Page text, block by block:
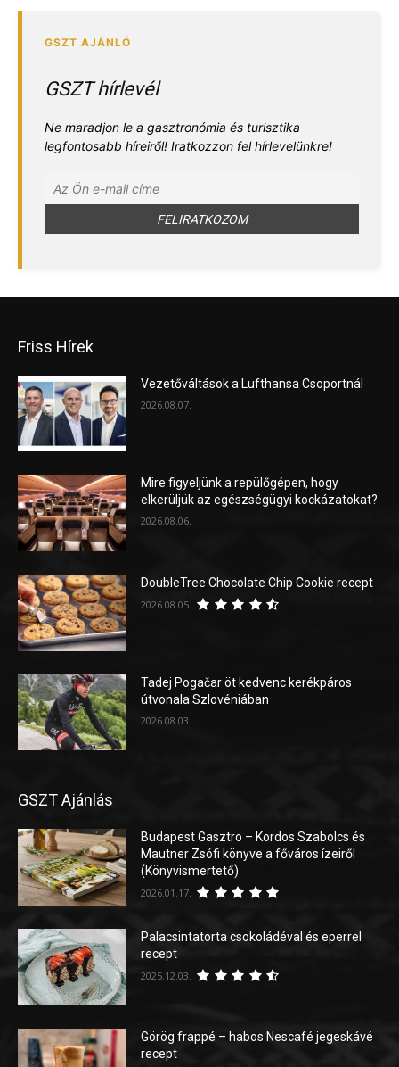
GSZT hírlevél
Ne maradjon le a gasztronómia és turisztika
legfontosabb híreiről! Iratkozzon fel hírlevelünkre!
Friss Hírek
Vezetőváltások a Lufthansa Csoportnál
2026.08.07.
Mire figyeljünk a repülőgépen, hogy
elkerüljük az egészségügyi kockázatokat?
2026.08.06.
DoubleTree Chocolate Chip Cookie recept
2026.08.05.
Tadej Pogačar öt kedvenc kerékpáros
útvonala Szlovéniában
2026.08.03.
GSZT Ajánlás
Budapest Gasztro – Kordos Szabolcs és
Mautner Zsófi könyve a főváros ízeiről
(Könyvismertető)
2026.01.17.
Palacsintatorta csokoládéval és eperrel
recept
2025.12.03.
Görög frappé – habos Nescafé jegeskávé
recept